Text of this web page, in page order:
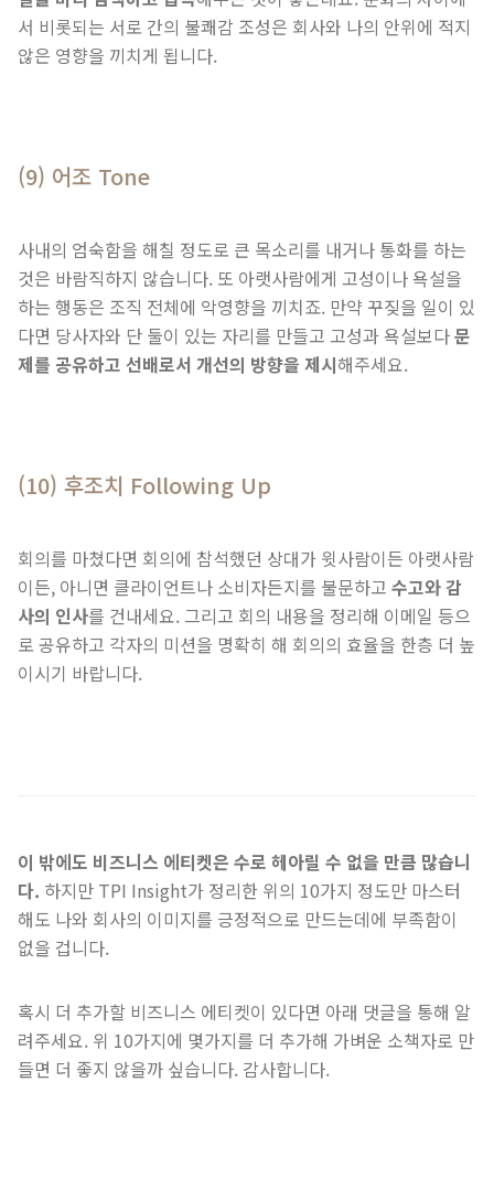
서 비롯되는 서로 간의 불쾌감 조성은 회사와 나의 안위에 적지
않은 영향을 끼치게 됩니다.
(9) 어조 Tone
사내의 엄숙함을 해칠 정도로 큰 목소리를 내거나 통화를 하는
것은 바람직하지 않습니다. 또 아랫사람에게 고성이나 욕설을
하는 행동은 조직 전체에 악영향을 끼치죠. 만약 꾸짖을 일이 있
다면 당사자와 단 둘이 있는 자리를 만들고 고성과 욕설보다문
제를 공유하고 선배로서 개선의 방향을 제시해주세요.
(10) 후조치 Following Up
회의를 마쳤다면 회의에 참석했던 상대가 윗사람이든 아랫사람
이든, 아니면 클라이언트나 소비자든지를 불문하고 수고와 감
사의 인사를 건내세요. 그리고 회의 내용을 정리해 이메일 등으
로 공유하고 각자의 미션을 명확히 해 회의의 효율을 한층 더 높
이시기 바랍니다.
이 밖에도 비즈니스 에티켓은 수로 헤아릴 수 없을 만큼 많습니
다. 하지만 TPI Insight가 정리한 위의 10가지 정도만 마스터
해도 나와 회사의 이미지를 긍정적으로 만드는데에 부족함이
없을 겁니다.
​혹시 더 추가할 비즈니스 에티켓이 있다면 아래 댓글을 통해 알
려주세요. 위 10가지에 몇가지를 더 추가해 가벼운 소책자로 만
들면 더 좋지 않을까 싶습니다. 감사합니다.